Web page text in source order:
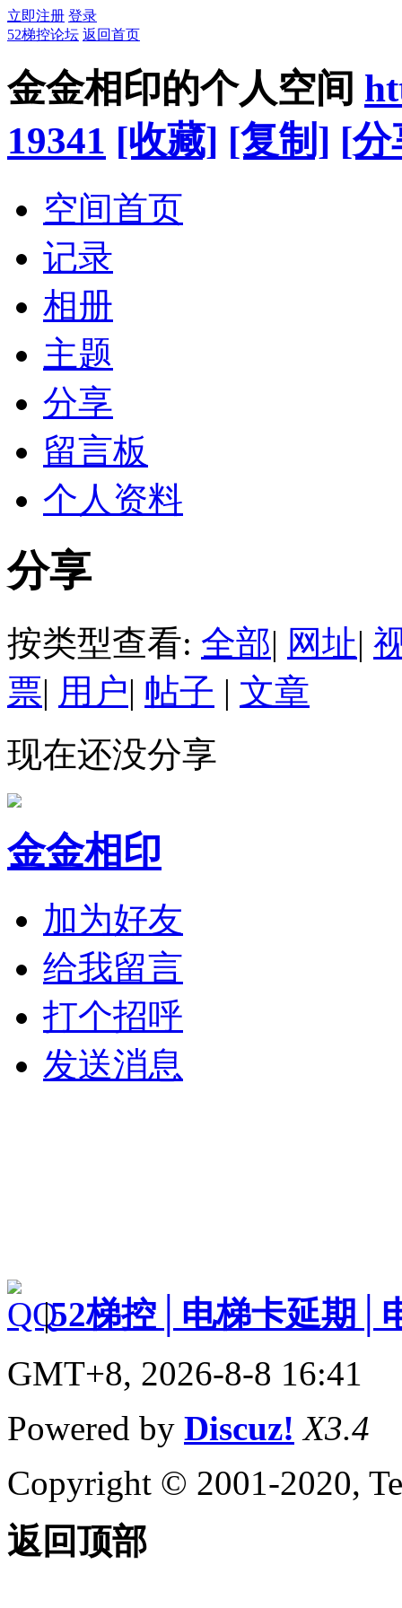
立即注册 登录
52梯控论坛 返回首页
金金相印的个人空间
19341 [收藏] [复制] [分
空间首页
记录
相册
主题
分享
留言板
个人资料
分享
按类型查看: 全部| 网址|
票| 用户| 帖子 | 文章
现在还没分享
金金相印
加为好友
给我留言
打个招呼
发送消息
|52梯控│电梯卡延期│
GMT+8, 2026-8-8 16:41
Powered by Discuz! X3.4
Copyright © 2001-2020,
返回顶部